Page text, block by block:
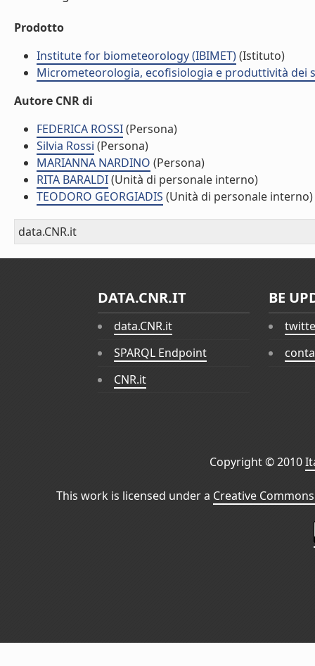
Prodotto
Institute for biometeorology (IBIMET)(Istituto)
Micrometeorologia, ecofisiologia e produttività dei
Autore CNR di
FEDERICA ROSSI(Persona)
Silvia Rossi (Persona)
MARIANNA NARDINO (Persona)
RITA BARALDI(Unità di personale interno)
TEODORO GEORGIADIS (Unità di personale interno)
data.CNR.it
DATA.CNR.IT
data.CNR.it
SPARQL Endpoint
CNR.it
BE
Copyright © 2010
This work is licensed under a Creative